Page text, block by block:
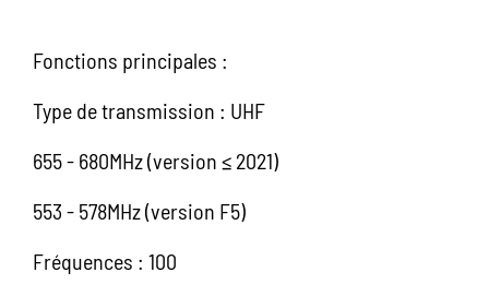
Fonctions principales :
Type de transmission : UHF
655 - 680MHz (version ≤ 2021)
553 - 578MHz (version F5)
Fréquences : 100